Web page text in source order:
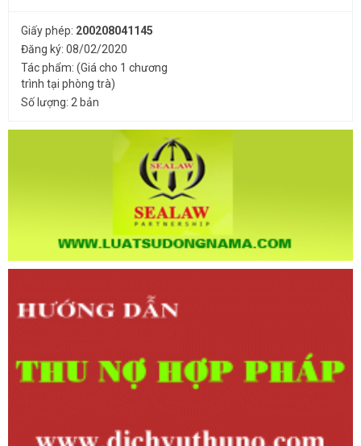
Giấy phép: 200208041145
Đăng ký: 08/02/2020
Tác phẩm: (Giá cho 1 chương
trình tại phòng trà)
Số lượng: 2 bản